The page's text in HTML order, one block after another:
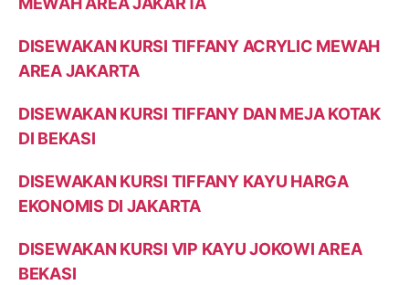
DISEWAKAN KURSI TIFFANY ACRYLIC MEWAH
AREA JAKARTA
DISEWAKAN KURSI TIFFANY DAN MEJA KOTAK
DI BEKASI
DISEWAKAN KURSI TIFFANY KAYU HARGA
EKONOMIS DI JAKARTA
DISEWAKAN KURSI VIP KAYU JOKOWI AREA
BEKASI